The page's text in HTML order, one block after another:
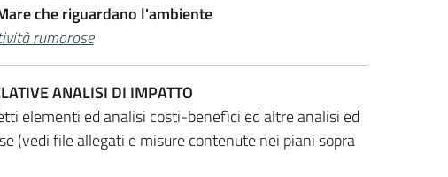
che riguardano l'ambiente
rumorose
ANALISI DI IMPATTO
elementi ed analisi costi-benefìci ed altre analisi ed
(vedi file allegati e misure contenute nei piani sopra